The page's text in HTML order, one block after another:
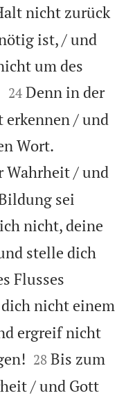
nicht zurück
ist, / und
um des


24 Denn in der
erkennen / und
Wort.
Wahrheit / und
sei
nicht, deine
stelle dich
Flusses
nicht einem
ergreif nicht


28 Bis zum
/ und Gott